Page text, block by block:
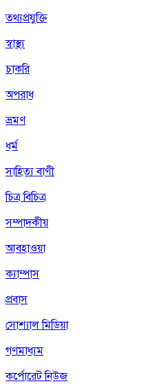
তথ্যপ্রযুক্তি
স্বাস্থ্য
চাকরি
অপরাধ
ভ্রমণ
ধর্ম
সাহিত্য বাণী
চিত্র বিচিত্র
সম্পাদকীয়
আবহাওয়া
ক্যাম্পাস
প্রবাস
সোশ্যাল মিডিয়া
গণমাধ্যম
কর্পোরেট নিউজ